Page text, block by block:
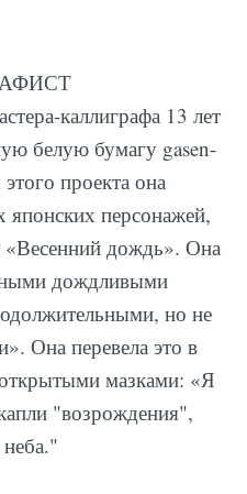
каллиграфа 13 лет
белую бумагу gasen-
проекта она
японских персонажей,
«Весенний дождь». Она
дождливыми
но не
Она перевела это в
мазками: «Я
"возрождения",